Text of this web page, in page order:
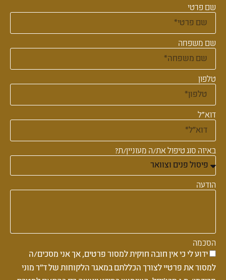
שם פרטי
שם משפחה
טלפון
דוא"ל
באיזה סוג טיפול את/ה מעוניין/ת?
הודעה
הסכמה
ידוע לי כי אין חובה חוקית למסור פרטים, אך אני מסכים/ה
למסור את פרטיי לצורך הכללתם במאגר הלקוחות של ד''ר מוני